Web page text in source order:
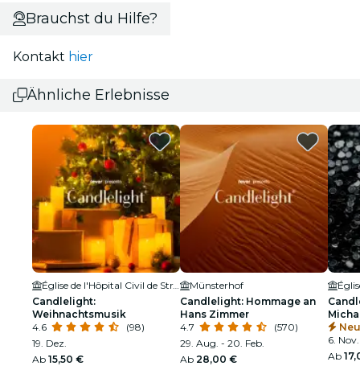
Brauchst du Hilfe?
Kontakt hier
Ähnliche Erlebnisse
Église de l'Hôpital Civil de Strasbourg
Candlelight:
Weihnachtsmusik
4.6
(98)
19. Dez.
Ab 15,50 €
Münsterhof
Candlelight: Hommage an
Hans Zimmer
4.7
(570)
29. Aug. - 20. Feb.
Ab 28,00 €
6.
Ab